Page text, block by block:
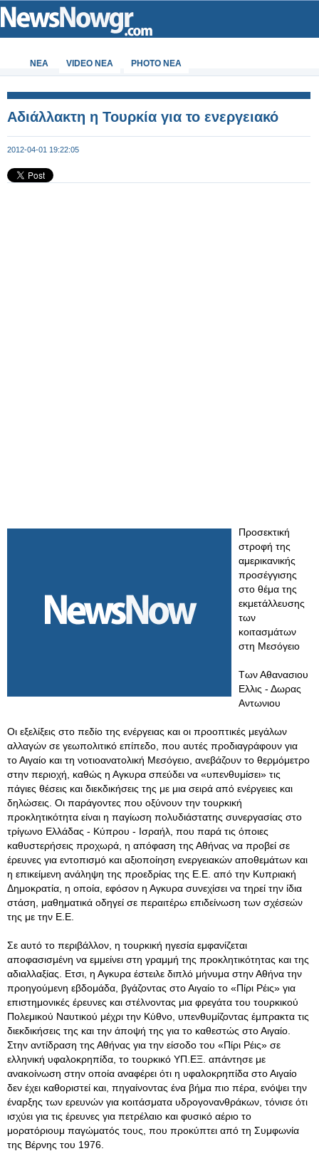
ΝΕΑ VIDEO NEA PHOTO NEA
Αδιάλλακτη η Τουρκία για το ενεργειακό
2012-04-01 19:22:05
Προσεκτική
στροφή της
αμερικανικής
προσέγγισης
στο θέμα της
εκμετάλλευσης
των
κοιτασμάτων
στη Μεσόγειο
Των Αθανασιου
Eλλις - Δωρας
Aντωνιου
Οι εξελίξεις στο πεδίο της ενέργειας και οι προοπτικές μεγάλων
αλλαγών σε γεωπολιτικό επίπεδο, που αυτές προδιαγράφουν για
το Αιγαίο και τη νοτιοανατολική Μεσόγειο, ανεβάζουν το θερμόμετρο
στην περιοχή, καθώς η Αγκυρα σπεύδει να «υπενθυμίσει» τις
πάγιες θέσεις και διεκδικήσεις της με μια σειρά από ενέργειες και
δηλώσεις. Οι παράγοντες που οξύνουν την τουρκική
προκλητικότητα είναι η παγίωση πολυδιάστατης συνεργασίας στο
τρίγωνο Ελλάδας - Κύπρου - Ισραήλ, που παρά τις όποιες
καθυστερήσεις προχωρά, η απόφαση της Αθήνας να προβεί σε
έρευνες για εντοπισμό και αξιοποίηση ενεργειακών αποθεμάτων και
η επικείμενη ανάληψη της προεδρίας της Ε.Ε. από την Κυπριακή
Δημοκρατία, η οποία, εφόσον η Αγκυρα συνεχίσει να τηρεί την ίδια
στάση, μαθηματικά οδηγεί σε περαιτέρω επιδείνωση των σχέσεών
της με την Ε.Ε.
Σε αυτό το περιβάλλον, η τουρκική ηγεσία εμφανίζεται
αποφασισμένη να εμμείνει στη γραμμή της προκλητικότητας και της
αδιαλλαξίας. Ετσι, η Αγκυρα έστειλε διπλό μήνυμα στην Αθήνα την
προηγούμενη εβδομάδα, βγάζοντας στο Αιγαίο το «Πίρι Ρέις» για
επιστημονικές έρευνες και στέλνοντας μια φρεγάτα του τουρκικού
Πολεμικού Ναυτικού μέχρι την Κύθνο, υπενθυμίζοντας έμπρακτα τις
διεκδικήσεις της και την άποψή της για το καθεστώς στο Αιγαίο.
Στην αντίδραση της Αθήνας για την είσοδο του «Πίρι Ρέις» σε
ελληνική υφαλοκρηπίδα, το τουρκικό ΥΠ.ΕΞ. απάντησε με
ανακοίνωση στην οποία αναφέρει ότι η υφαλοκρηπίδα στο Αιγαίο
δεν έχει καθοριστεί και, πηγαίνοντας ένα βήμα πιο πέρα, ενόψει την
έναρξης των ερευνών για κοιτάσματα υδρογονανθράκων, τόνισε ότι
ισχύει για τις έρευνες για πετρέλαιο και φυσικό αέριο το
μορατόριουμ παγώματός τους, που προκύπτει από τη Συμφωνία
της Βέρνης του 1976.